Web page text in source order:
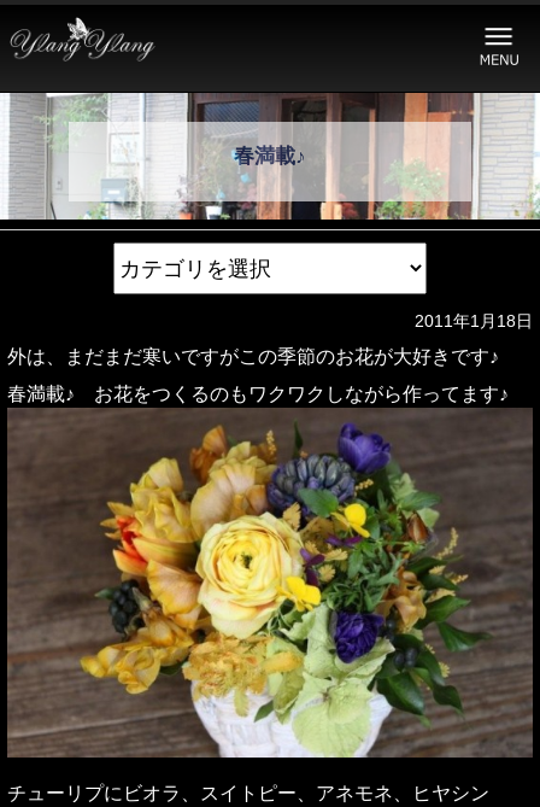
春満載♪
2011年1月18日
外は、まだまだ寒いですがこの季節のお花が大好きです♪
春満載♪ お花をつくるのもワクワクしながら作ってます♪
チューリプにビオラ、スイトピー、アネモネ、ヒヤシン